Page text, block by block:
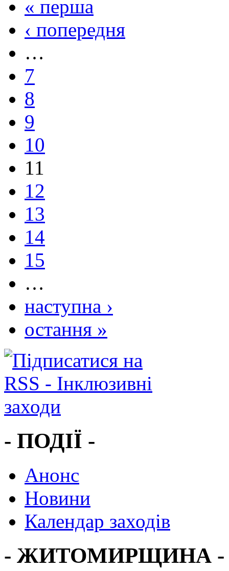
« перша
‹ попередня
…
7
8
9
10
11
12
13
14
15
…
наступна ›
остання »
- ПОДІЇ -
Анонс
Новини
Календар заходів
- ЖИТОМИРЩИНА -